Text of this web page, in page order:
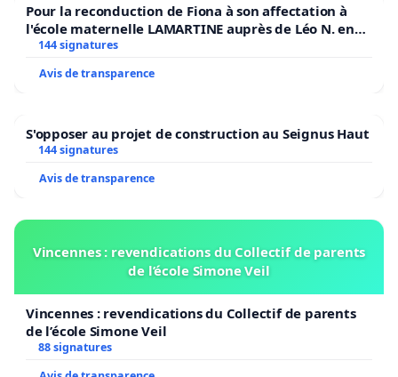
Pour la reconduction de Fiona à son affectation à
l'école maternelle LAMARTINE auprès de Léo N. en
2026/2027
144 signatures
Avis de transparence
S'opposer au projet de construction au Seignus Haut
144 signatures
Avis de transparence
Vincennes : revendications du Collectif de parents
de l’école Simone Veil
Vincennes : revendications du Collectif de parents
de l’école Simone Veil
88 signatures